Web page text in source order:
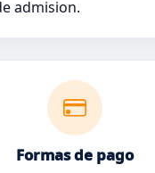
admision.
Formas de pago